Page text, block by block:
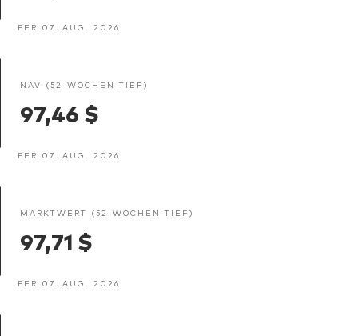
PER 07. AUG. 2026
NAV (52-WOCHEN-TIEF)
97,46 $
PER 07. AUG. 2026
MARKTWERT (52-WOCHEN-TIEF)
97,71 $
PER 07. AUG. 2026